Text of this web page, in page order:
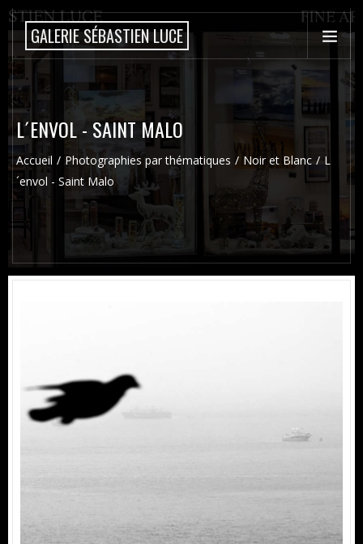
GALERIE SÉBASTIEN LUCE
L´ENVOL - SAINT MALO
Accueil Photographies par thématiques Noir et Blanc
L
´envol - Saint Malo